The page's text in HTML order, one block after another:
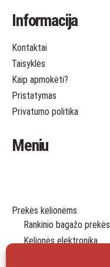
Informacija
Kontaktai
Taisyklės
Kaip apmokėti?
Pristatymas
Privatumo politika
Meniu
Prekės kelionėms
Rankinio bagažo prekės
Kelionės elektronika